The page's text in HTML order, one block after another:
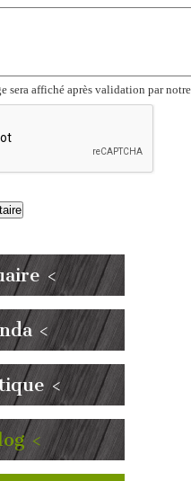
sera affiché après validation par
<
<
<
<